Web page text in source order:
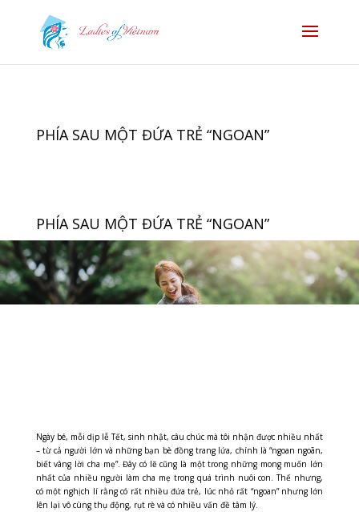
PHÍA SAU MỘT ĐỨA TRẺ “NGOAN”
PHÍA SAU MỘT ĐỨA TRẺ “NGOAN”
Ngày bé, mỗi dịp lễ Tết, sinh nhật, câu chúc mà tôi nhận được nhiều nhất
– từ cả người lớn và những bạn bè đồng trang lứa, chính là “ngoan ngoãn,
biết vâng lời cha mẹ”. Đây có lẽ cũng là một trong những mong muốn lớn
nhất của nhiều người làm cha mẹ trong quá trình nuôi con. Thế nhưng,
có một nghịch lí rằng có rất nhiều đứa trẻ, lúc nhỏ rất “ngoan” nhưng lớn
lên lại vô cùng thụ động, rụt rè và có nhiều vấn đề tâm lý.